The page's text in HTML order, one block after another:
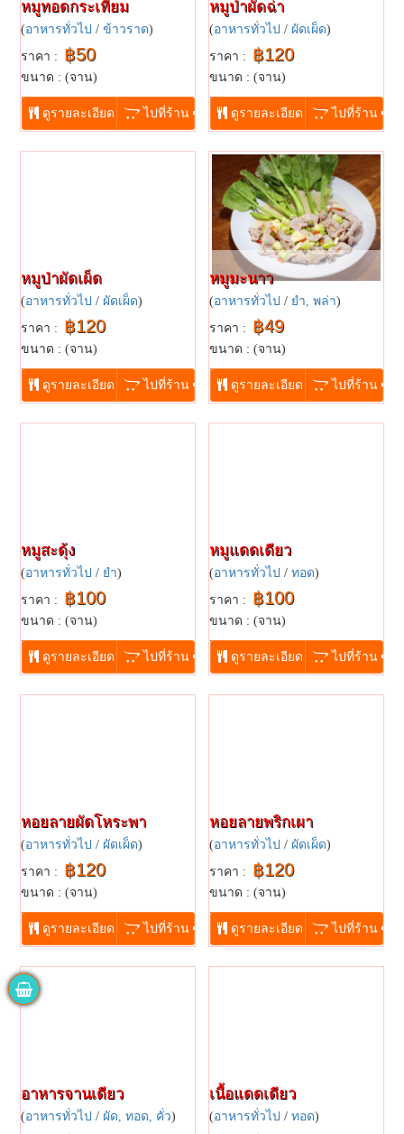
หมูทอดกระเทียม
(อาหารทั่วไป / ข้าวราด)
ราคา : ฿50
ขนาด : (จาน)
...
ดูรายละเอียด ไปที่ร้าน
หมูป่าผัดฉ่า
(อาหารทั่วไป / ผัดเผ็ด)
ราคา : ฿120
ขนาด : (จาน)
...
ดูรายละเอียด ไปที่ร้าน
หมูป่าผัดเผ็ด
(อาหารทั่วไป / ผัดเผ็ด)
ราคา : ฿120
ขนาด : (จาน)
...
ดูรายละเอียด ไปที่ร้าน
หมูมะนาว
(อาหารทั่วไป / ยำ, พล่า)
ราคา : ฿49
ขนาด : (จาน)
...
ดูรายละเอียด ไปที่ร้าน
หมูสะดุ้ง
(อาหารทั่วไป / ยำ)
ราคา : ฿100
ขนาด : (จาน)
...
ดูรายละเอียด ไปที่ร้าน
หมูแดดเดียว
(อาหารทั่วไป / ทอด)
ราคา : ฿100
ขนาด : (จาน)
...
ดูรายละเอียด ไปที่ร้าน
หอยลายผัดโหระพา
(อาหารทั่วไป / ผัดเผ็ด)
ราคา : ฿120
ขนาด : (จาน)
...
ดูรายละเอียด ไปที่ร้าน
หอยลายพริกเผา
(อาหารทั่วไป / ผัดเผ็ด)
ราคา : ฿120
ขนาด : (จาน)
...
ดูรายละเอียด ไปที่ร้าน
อาหารจานเดียว
(อาหารทั่วไป / ผัด, ทอด, คั่ว)
เนื้อแดดเดียว
(อาหารทั่วไป / ทอด)